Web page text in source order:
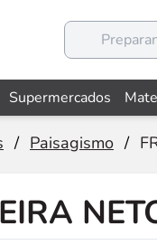
Supermercados
/ Paisagismo /